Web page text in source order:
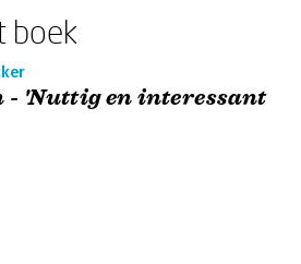
boek
- 'Nuttig en interessant